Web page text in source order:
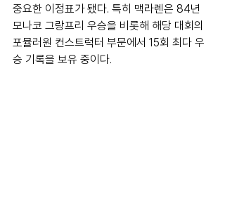
중요한 이정표가 됐다. 특히 맥라렌은 84년
모나코 그랑프리 우승을 비롯해 해당 대회의
포뮬러원 컨스트럭터 부문에서 15회 최다 우
승 기록을 보유 중이다.